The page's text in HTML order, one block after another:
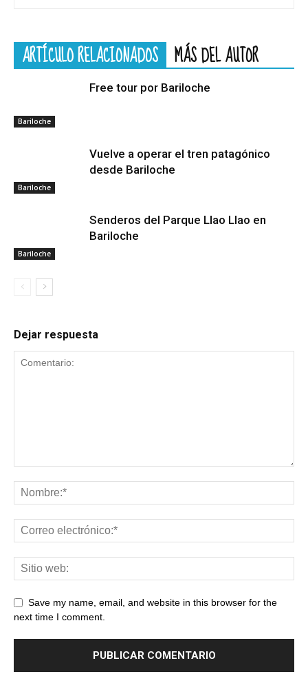
ARTÍCULO RELACIONADOS MÁS DEL AUTOR
Bariloche
Free tour por Bariloche
Bariloche
Vuelve a operar el tren patagónico
desde Bariloche
Bariloche
Senderos del Parque Llao Llao en
Bariloche
Dejar respuesta
Save my name, email, and website in this browser for the
next time I comment.